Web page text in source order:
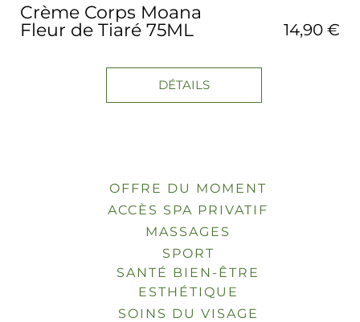
Crème Corps Moana
Fleur de Tiaré 75ML
14,90 €
DÉTAILS
OFFRE DU MOMENT
ACCÈS SPA PRIVATIF
MASSAGES
SPORT
SANTÉ BIEN-ÊTRE
ESTHÉTIQUE
SOINS DU VISAGE